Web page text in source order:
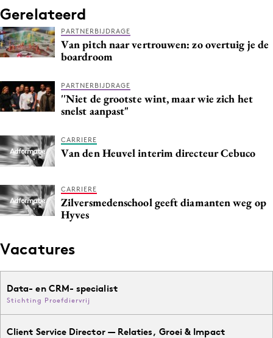
Diversiteit
Effectiviteit
Gedragsverandering
Influencer marketing
Interne communicatie
Martech
Merkstrategie
PR
Purpose Marketing
Reputatie & crisis
Gerelateerd
PARTNERBIJDRAGE
Van pitch naar vertrouwen: zo overtuig je de
boardroom
PARTNERBIJDRAGE
''Niet de grootste wint, maar wie zich het
snelst aanpast"
CARRIERE
Van den Heuvel interim directeur Cebuco
CARRIERE
Zilversmedenschool geeft diamanten weg op
Hyves
Vacatures
Data- en CRM- specialist
Stichting Proefdiervrij
Client Service Director — Relaties, Groei & Impact